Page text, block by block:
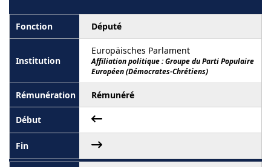
Député
Europäisches Parlament
Affiliation politique : Groupe du Parti Populaire
Européen (Démocrates-Chrétiens)
Rémunéré